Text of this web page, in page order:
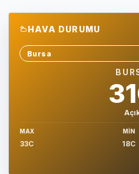
HAVA DURUMU
Sehir sec
MAX
33C
MIN
18C